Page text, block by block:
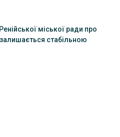
міської ради про
залишається стабільною